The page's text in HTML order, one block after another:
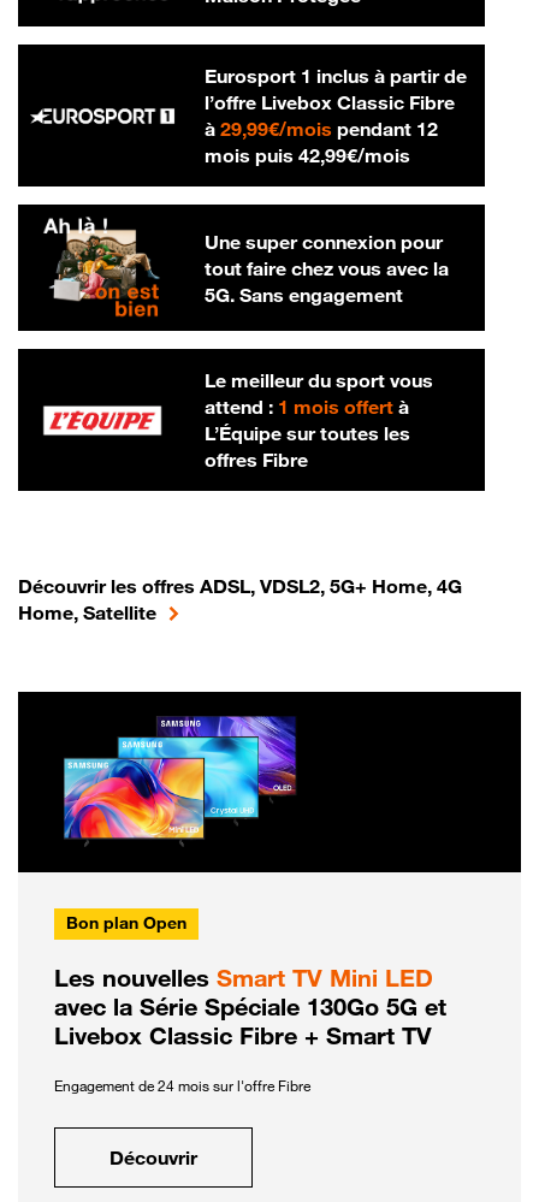
Eurosport 1 inclus à partir de
l’offre Livebox Classic Fibre
à 29,99€/mois29,99 € par mois
pendant 12
mois puis 42,99€/mois42,99 € par
Une super connexion pour
tout faire chez vous avec la
5G. Sans engagement
Le meilleur du sport vous
attend : 1 mois offertà
L’Équipe sur toutes les
offres Fibre
Découvrir les offres ADSL, VDSL2, 5G+ Home, 4G
Home, Satellite
Bon plan Open
Les nouvelles Smart TV Mini LED
avec la Série Spéciale 130Go 5G et
Livebox Classic Fibre + Smart TV
Engagement de 24 mois sur l'offre Fibre
Découvrir